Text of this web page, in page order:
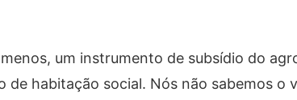
um instrumento de subsídio do
de habitação social. Nós não sabemos o